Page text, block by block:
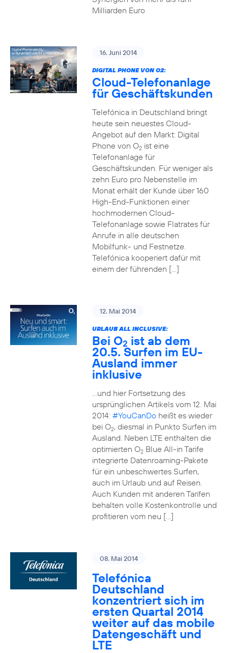
Milliarden Euro
16. Juni 2014
DIGITAL PHONE VON O2:
Cloud-Telefonanlage
für Geschäftskunden
Telefónica in Deutschland bringt
heute sein neuestes Cloud-
Angebot auf den Markt: Digital
Phone von O2ist eine
Telefonanlage für
Geschäftskunden. Für weniger als
zehn Euro pro Nebenstelle im
Monat erhält der Kunde über 160
High-End-Funktionen einer
hochmodernen Cloud-
Telefonanlage sowie Flatrates für
Anrufe in alle deutschen
Mobilfunk- und Festnetze.
Telefónica kooperiert dafür mit
einem der führenden […]
12. Mai 2014
URLAUB ALL INCLUSIVE:
Bei O2 ist ab dem
20.5. Surfen im EU-
Ausland immer
inklusive
…und hier Fortsetzung des
ursprünglichen Artikels vom 12. Mai
2014: #YouCanDoheißt es wieder
bei O2, diesmal in Punkto Surfen im
Ausland. Neben LTE enthalten die
optimierten O2Blue All-in Tarife
integrierte Datenroaming-Pakete
für ein unbeschwertes Surfen,
auch im Urlaub und auf Reisen.
Auch Kunden mit anderen Tarifen
behalten volle Kostenkontrolle und
profitieren vom neu […]
08. Mai 2014
Telefónica
Deutschland
konzentriert sich im
ersten Quartal 2014
weiter auf das mobile
Datengeschäft und
LTE